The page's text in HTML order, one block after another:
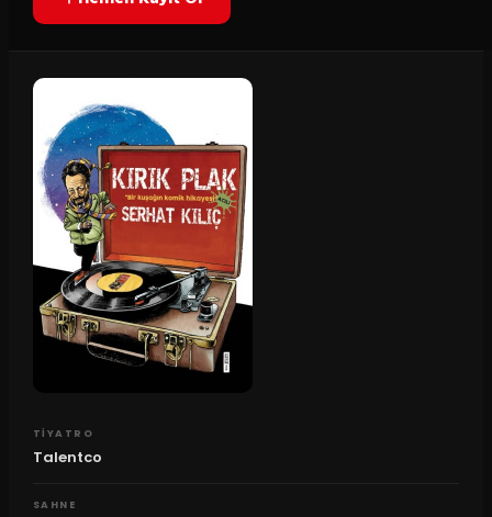
TIYATRO
Talentco
SAHNE